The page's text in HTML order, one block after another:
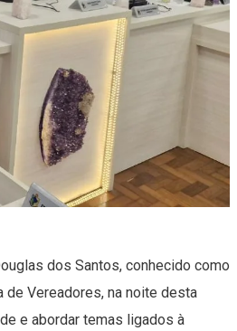
dos Santos, conhecido como
de Vereadores, na noite desta
e abordar temas ligados à